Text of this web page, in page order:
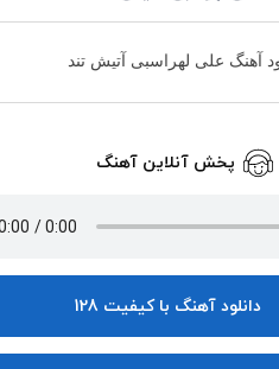
آهنگ علی لهراسبی آتیش تند
پخش آنلاین آهنگ
دانلود آهنگ با کیفیت 128